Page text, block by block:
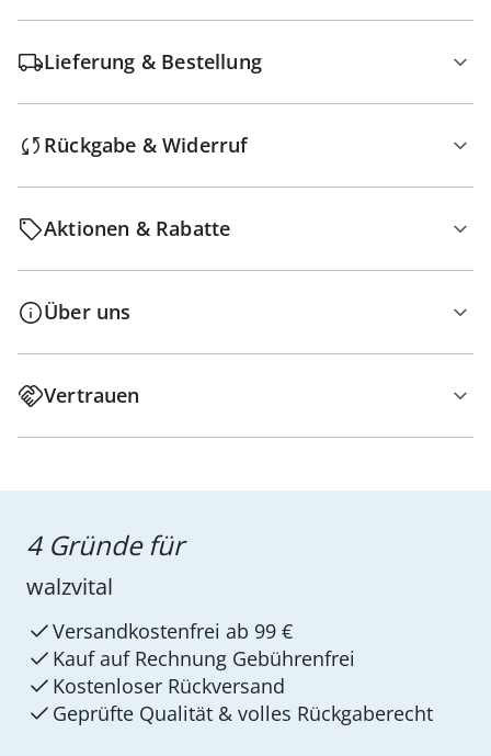
Lieferung & Bestellung
Rückgabe & Widerruf
Aktionen & Rabatte
Über uns
Vertrauen
4 Gründe für
walzvital
Versandkostenfrei ab 99 €
Kauf auf Rechnung Gebührenfrei
Kostenloser Rückversand
Geprüfte Qualität & volles Rückgaberecht